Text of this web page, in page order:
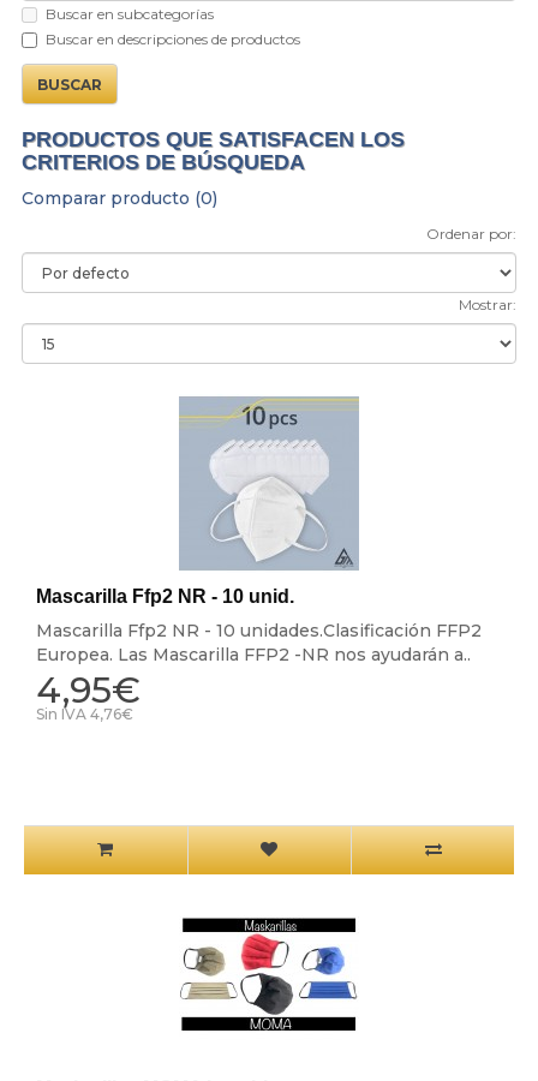
Buscar en subcategorías
Buscar en descripciones de productos
PRODUCTOS QUE SATISFACEN LOS
CRITERIOS DE BÚSQUEDA
Comparar producto (0)
Ordenar por:
Mostrar:
Mascarilla Ffp2 NR - 10 unid.
Mascarilla Ffp2 NR - 10 unidades.Clasificación FFP2
Europea. Las Mascarilla FFP2 -NR nos ayudarán a..
4,95€
Sin IVA 4,76€